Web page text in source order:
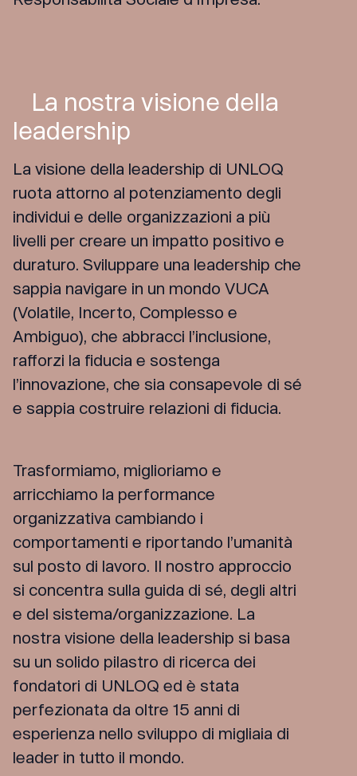
La nostra visione della
leadership
La visione della leadership di UNLOQ
ruota attorno al potenziamento degli
individui e delle organizzazioni a più
livelli per creare un impatto positivo e
duraturo. Sviluppare una leadership che
sappia navigare in un mondo VUCA
(Volatile, Incerto, Complesso e
Ambiguo), che abbracci l’inclusione,
rafforzi la fiducia e sostenga
l’innovazione, che sia consapevole di sé
e sappia costruire relazioni di fiducia.
Trasformiamo, miglioriamo e
arricchiamo la performance
organizzativa cambiando i
comportamenti e riportando l’umanità
sul posto di lavoro. Il nostro approccio
si concentra sulla guida di sé, degli altri
e del sistema/organizzazione. La
nostra visione della leadership si basa
su un solido pilastro di ricerca dei
fondatori di UNLOQ ed è stata
perfezionata da oltre 15 anni di
esperienza nello sviluppo di migliaia di
leader in tutto il mondo.